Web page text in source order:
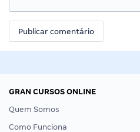
GRAN CURSOS ONLINE
Quem Somos
Como Funciona